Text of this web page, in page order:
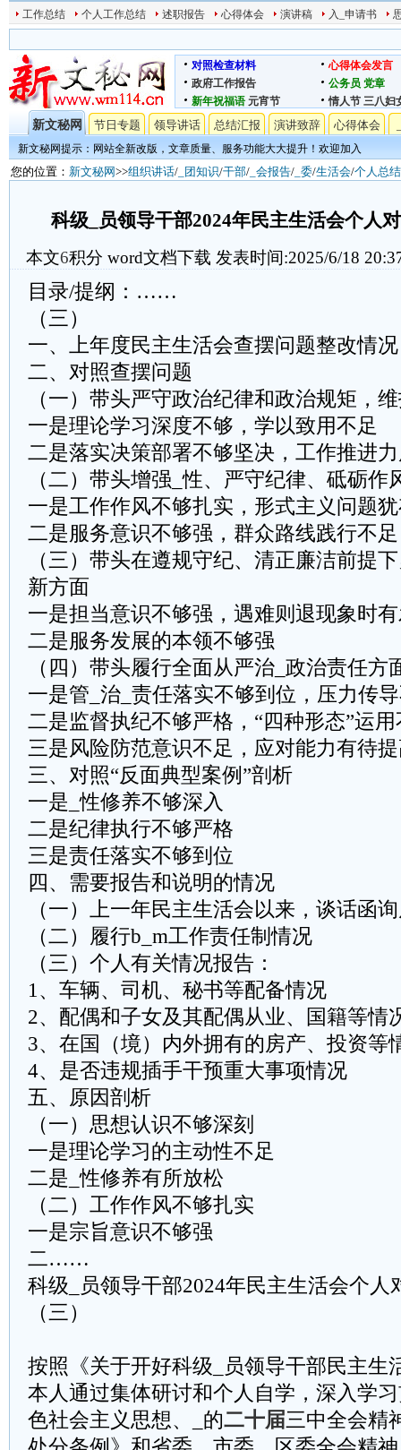
工作总结 个人工作总结 述职报告 心得体会 演讲稿 入_申请书
对照检查材料
心得体会发言
政府工作报告
公务员 党章
新年祝福语 元宵节 情人节 三八妇
新文秘网 节日专题 领导讲话 总结汇报 演讲致辞 心得体会
新文秘网提示：网站全新改版，文章质量、服务功能大大提升！欢迎加入
您的位置： 新文秘网>>组织讲话/ _团知识/干部/ _会报告/ _委/生活会/个人总结
科级_员领导干部2024年民主生活会个人
本文6积分 word文档下载 发表时间:2025/6/18
目录/提纲：……
（三）
一、上年度民主生活会查摆问题整改情况
二、对照查摆问题
（一）带头严守政治纪律和政治规矩，
一是理论学习深度不够，学以致用不足
二是落实决策部署不够坚决，工作推进
（二）带头增强_性、严守纪律、砥砺作
一是工作作风不够扎实，形式主义问题
二是服务意识不够强，群众路线践行不足
（三）带头在遵规守纪、清正廉洁前提
新方面
一是担当意识不够强，遇难则退现象时
二是服务发展的本领不够强
（四）带头履行全面从严治_政治责任方
一是管_治_责任落实不够到位，压力传
二是监督执纪不够严格，“四种形态”运
三是风险防范意识不足，应对能力有待
三、对照“反面典型案例”剖析
一是_性修养不够深入
二是纪律执行不够严格
三是责任落实不够到位
四、需要报告和说明的情况
（一）上一年民主生活会以来，谈话函
（二）履行b_m工作责任制情况
（三）个人有关情况报告：
1、车辆、司机、秘书等配备情况
2、配偶和子女及其配偶从业、国籍等情
3、在国（境）内外拥有的房产、投资等
4、是否违规插手干预重大事项情况
五、原因剖析
（一）思想认识不够深刻
一是理论学习的主动性不足
二是_性修养有所放松
（二）工作作风不够扎实
一是宗旨意识不够强
二……
科级_员领导干部2024年民主生活会个人
（三）
按照《关于开好科级_员领导干部民主生
本人通过集体研讨和个人自学，深入学
色社会主义思想、_的二十届三中全会精